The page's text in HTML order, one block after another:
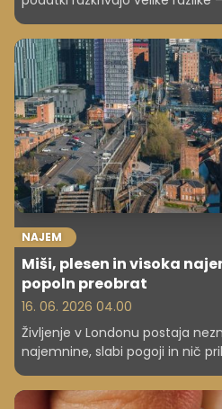
sodimo med najhitrejše.
NAJEM
Miši, plesen in visoka
popoln preobrat
16. 06. 2026 04.00
Življenje v Londonu postaja
najemnine, slabi pogoji in nič
seli v cenejša mesta, kjer živijo